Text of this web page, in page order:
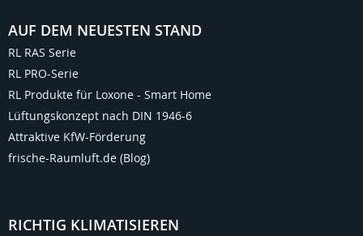
AUF DEM NEUESTEN STAND
RL RAS Serie
RL PRO-Serie
RL Produkte für Loxone - Smart Home
Lüftungskonzept nach DIN 1946-6
Attraktive KfW-Förderung
frische-Raumluft.de (Blog)
RICHTIG KLIMATISIEREN